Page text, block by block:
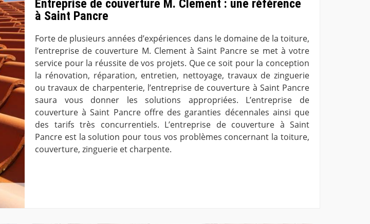
Entreprise de couverture M. Clement : une référence
à Saint Pancre
Forte de plusieurs années d’expériences dans le domaine de la toiture,
l’entreprise de couverture M. Clement à Saint Pancre se met à votre
service pour la réussite de vos projets. Que ce soit pour la conception
la rénovation, réparation, entretien, nettoyage, travaux de zinguerie
ou travaux de charpenterie, l’entreprise de couverture à Saint Pancre
saura vous donner les solutions appropriées. L’entreprise de
couverture à Saint Pancre offre des garanties décennales ainsi que
des tarifs très concurrentiels. L’entreprise de couverture à Saint
Pancre est la solution pour tous vos problèmes concernant la toiture,
couverture, zinguerie et charpente.